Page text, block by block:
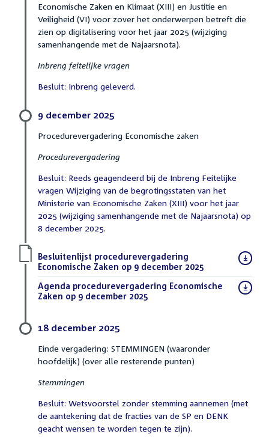
Economische Zaken en Klimaat (XIII) en Justitie en
Veiligheid (VI) voor zover het onderwerpen betreft die
zien op digitalisering voor het jaar 2025 (wijziging
samenhangende met de Najaarsnota).
Inbreng feitelijke vragen
Besluit: Inbreng geleverd.
9 december 2025
Procedurevergadering Economische zaken
Procedurevergadering
Besluit: Reeds geagendeerd bij de Inbreng Feitelijke
vragen Wijziging van de begrotingsstaten van het
Ministerie van Economische Zaken (XIII) voor het jaar
2025 (wijziging samenhangende met de Najaarsnota) op
8 december 2025.
Download
bestand:
Besluitenlijst procedurevergadering
Economische Zaken op 9 december 2025
Download
bestand:
Agenda procedurevergadering Economische
Zaken op 9 december 2025
18 december 2025
Einde vergadering: STEMMINGEN (waaronder
hoofdelijk) (over alle resterende punten)
Stemmingen
Besluit: Wetsvoorstel zonder stemming aannemen (met
de aantekening dat de fracties van de SP en DENK
geacht wensen te worden tegen te zijn).